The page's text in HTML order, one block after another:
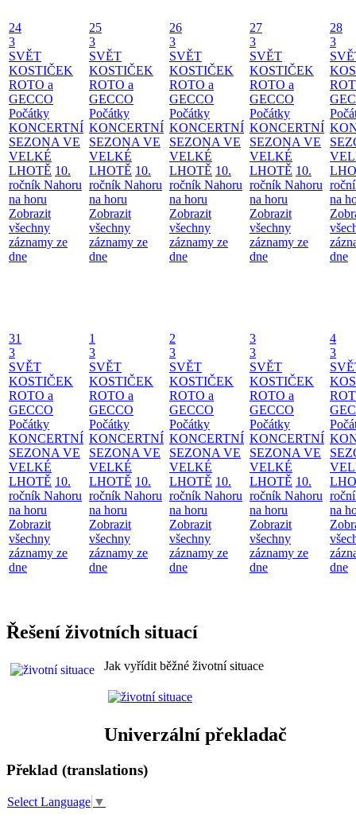
24
3
SVĚT
KOSTIČEK
ROTO a
GECCO
Počátky
KONCERTNÍ
SEZONA VE
VELKÉ
LHOTĚ 10.
ročník Nahoru
na horu
Zobrazit
všechny
záznamy ze
dne
25
3
SVĚT
KOSTIČEK
ROTO a
GECCO
Počátky
KONCERTNÍ
SEZONA VE
VELKÉ
LHOTĚ 10.
ročník Nahoru
na horu
Zobrazit
všechny
záznamy ze
dne
26
3
SVĚT
KOSTIČEK
ROTO a
GECCO
Počátky
KONCERTNÍ
SEZONA VE
VELKÉ
LHOTĚ 10.
ročník Nahoru
na horu
Zobrazit
všechny
záznamy ze
dne
27
3
SVĚT
KOSTIČEK
ROTO a
GECCO
Počátky
KONCERTNÍ
SEZONA VE
VELKÉ
LHOTĚ 10.
ročník Nahoru
na horu
Zobrazit
všechny
záznamy ze
dne
28
3
na
dne
31
3
SVĚT
KOSTIČEK
ROTO a
GECCO
Počátky
KONCERTNÍ
SEZONA VE
VELKÉ
LHOTĚ 10.
ročník Nahoru
na horu
Zobrazit
všechny
záznamy ze
dne
1
3
SVĚT
KOSTIČEK
ROTO a
GECCO
Počátky
KONCERTNÍ
SEZONA VE
VELKÉ
LHOTĚ 10.
ročník Nahoru
na horu
Zobrazit
všechny
záznamy ze
dne
2
3
SVĚT
KOSTIČEK
ROTO a
GECCO
Počátky
KONCERTNÍ
SEZONA VE
VELKÉ
LHOTĚ 10.
ročník Nahoru
na horu
Zobrazit
všechny
záznamy ze
dne
3
3
SVĚT
KOSTIČEK
ROTO a
GECCO
Počátky
KONCERTNÍ
SEZONA VE
VELKÉ
LHOTĚ 10.
ročník Nahoru
na horu
Zobrazit
všechny
záznamy ze
dne
4
3
na
dne
Řešení životních situací
Jak vyřídit běžné životní situace
Univerzální překladač
Překlad (translations)
Select Language ▼